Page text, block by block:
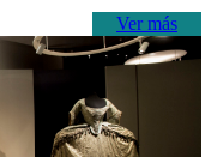
Ver más